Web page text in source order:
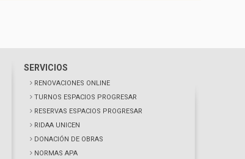
SERVICIOS
RENOVACIONES ONLINE
TURNOS ESPACIOS PROGRESAR
RESERVAS ESPACIOS PROGRESAR
RIDAA UNICEN
DONACIÓN DE OBRAS
NORMAS APA